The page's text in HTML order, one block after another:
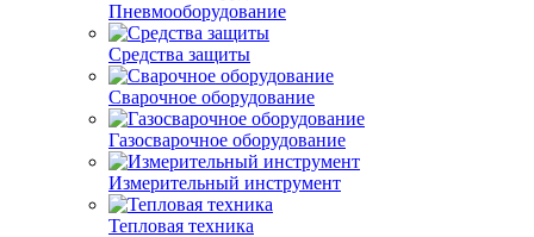
Пневмооборудование
Средства защиты
Сварочное оборудование
Газосварочное оборудование
Измерительный инструмент
Тепловая техника